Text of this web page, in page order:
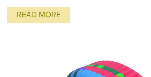
READ MORE